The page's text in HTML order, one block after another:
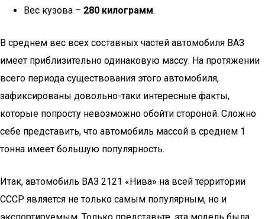
Вес кузова – 280 килограмм.
В среднем вес всех составных частей автомобиля ВАЗ
имеет приблизительно одинаковую массу. На протяжении
всего периода существования этого автомобиля,
зафиксированы довольно-таки интересные факты,
которые попросту невозможно обойти стороной. Сложно
себе представить, что автомобиль массой в среднем 1
тонна имеет большую популярность.
Итак, автомобиль ВАЗ 2121 «Нива» на всей территории
СССР является не только самым популярным, но и